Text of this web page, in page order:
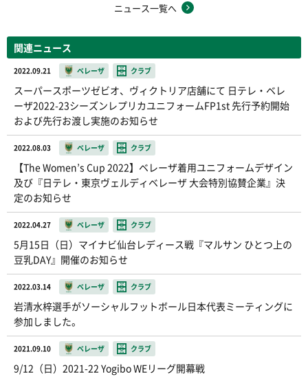
ニュース一覧へ
関連ニュース
2022.09.21 ベレーザ クラブ
スーパースポーツゼビオ、ヴィクトリア店舗にて 日テレ・ベレ
ーザ2022-23シーズンレプリカユニフォームFP1st 先行予約開始
および先行お渡し実施のお知らせ
2022.08.03 ベレーザ クラブ
【The Women’s Cup 2022】ベレーザ着用ユニフォームデザイン
及び『日テレ・東京ヴェルディベレーザ 大会特別協賛企業』決
定のお知らせ
2022.04.27 ベレーザ クラブ
5月15日（日）マイナビ仙台レディース戦『マルサン ひとつ上の
豆乳DAY』開催のお知らせ
2022.03.14 ベレーザ クラブ
岩清水梓選手がソーシャルフットボール日本代表ミーティングに
参加しました。
2021.09.10 ベレーザ クラブ
9/12（日）2021-22 Yogibo WEリーグ開幕戦